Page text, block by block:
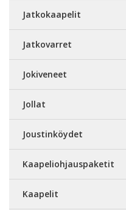
Jatkokaapelit
Jatkovarret
Jokiveneet
Jollat
Joustinköydet
Kaapeliohjauspaketit
Kaapelit